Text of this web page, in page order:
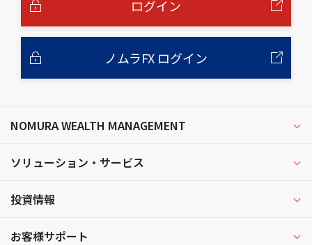
ログイン
ノムラFX ログイン
NOMURA WEALTH MANAGEMENT
ソリューション・サービス
投資情報
お客様サポート